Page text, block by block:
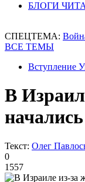
БЛОГИ
СПЕЦТЕМА:
ВСЕ ТЕМЫ
Вступление
В
Текст: Олег
0
1557